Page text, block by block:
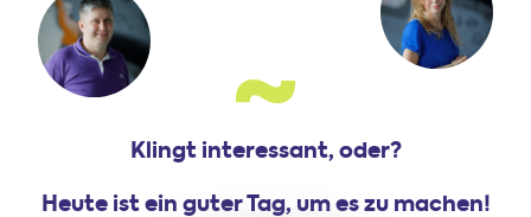
Klingt interessant, oder?
Heute ist ein guter Tag, um es zu machen!